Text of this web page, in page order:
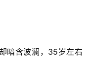
暗含波澜，35岁左右